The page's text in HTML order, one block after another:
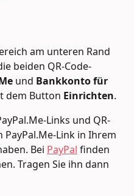
am unteren Rand
beiden QR-Code-
und Bankkonto für
dem Button Einrichten.
Links und QR-
PayPal.Me-Link in Ihrem
Bei PayPal finden
Tragen Sie ihn dann